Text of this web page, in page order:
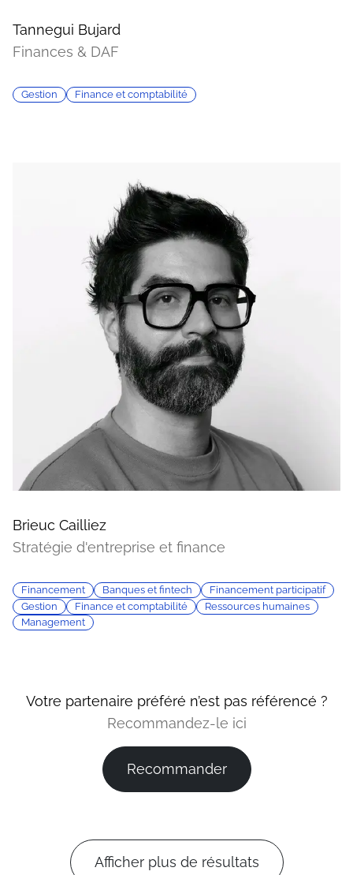
Tannegui Bujard
Finances & DAF
Gestion Finance et comptabilité
Brieuc Cailliez
Stratégie d'entreprise et finance
Financement Banques et fintech
Financement participatif
Gestion
Finance et comptabilité
Ressources humaines
Management
Votre partenaire préféré n’est pas référencé ?
Recommandez-le ici
Recommander
Afficher plus de résultats